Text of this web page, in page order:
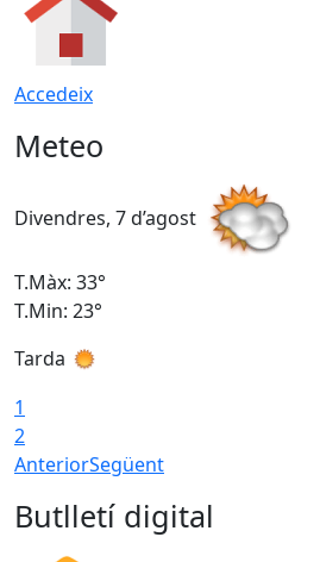
Accedeix
Meteo
Divendres, 7 d’agost
T.Màx: 33°
T.Min: 23°
Tarda
1
2
AnteriorSegüent
Butlletí digital